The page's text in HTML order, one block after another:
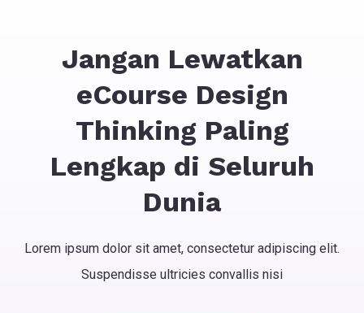
Jangan Lewatkan
eCourse Design
Thinking Paling
Lengkap di Seluruh
Dunia
Lorem ipsum dolor sit amet, consectetur adipiscing elit.
Suspendisse ultricies convallis nisi